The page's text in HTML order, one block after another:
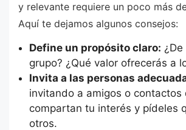
y relevante requiere un poco más
Aquí te dejamos algunos consejos:
Define un propósito claro:
grupo? ¿Qué valor ofrecerás a
Invita a las personas
invitando a amigos o contactos
compartan tu interés y pídeles
otros.